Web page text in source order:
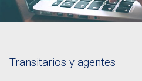
Transitarios y agentes